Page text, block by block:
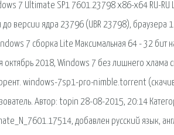
7 Ultimate SP1 7601.23798 x86-x64 RU-RU
до версии ядра 23796 (UBR 23798),
7 сборка Lite Максимальная 64 - 32 бит
2018, Windows 7 без лишнего хлама
windows-7sp1-pro-nimble.torrent
Автор: topin 28-08-2015, 20:14
добавлен русский язык,